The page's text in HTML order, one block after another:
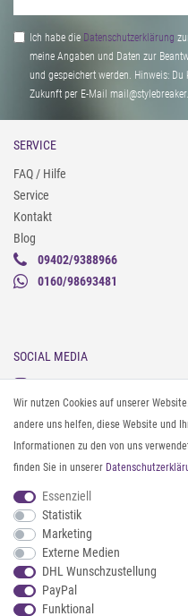
Ich habe die Daten­schutz­erklärung
meine Angaben und Daten zur
und gespeichert werden. Hinweis:
Zukunft per E-Mail
SERVICE
FAQ / Hilfe
Service
Kontakt
Blog
09402/9388966
0160/98693481
SOCIAL MEDIA
Instagram
Facebook
Pinterest
Twitter
Youtube
Threads
ZAHLUNG & VERSAND
Wir nutzen Cookies auf unserer
andere uns helfen, diese Website und
Informationen zu den von uns
finden Sie in unserer
Essenziell
Statistik
Marketing
Externe Medien
DHL Wunschzustellung
PayPal
Funktional